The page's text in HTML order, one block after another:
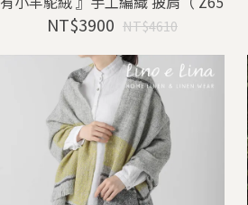
9 ）
NT$3900 NT$4610